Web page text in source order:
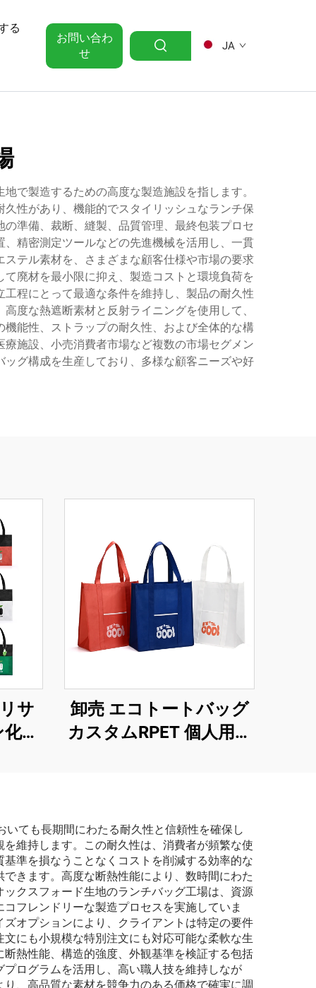
る
お問い合わ
せ
JA
で製造するための高度な製造施設を指します。
性があり、機能的でスタイリッシュなランチ保
準備、裁断、縫製、品質管理、最終包装プロセ
精密測定ツールなどの先進機械を活用し、一貫
テル素材を、さまざまな顧客仕様や市場の要求
廃材を最小限に抑え、製造コストと環境負荷を
程にとって最適な条件を維持し、製品の耐久性
度な熱遮断素材と反射ライニングを使用して、
能性、ストラップの耐久性、および全体的な構
施設、小売消費者市場など複数の市場セグメン
グ構成を生産しており、多様な顧客ニーズや好
サ
粧
卸売 エコトートバッグ
カスタムRPET 個人用食
トートバッグ
ても長期間にわたる耐久性と信頼性を確保し
維持します。この耐久性は、消費者が頻繁な使
準を損なうことなくコストを削減する効率的な
きます。高度な断熱性能により、数時間にわた
クスフォード生地のランチバッグ工場は、資源
フレンドリーな製造プロセスを実施していま
オプションにより、クライアントは特定の要件
にも小規模な特別注文にも対応可能な柔軟な生
熱性能、構造的強度、外観基準を検証する包括
ログラムを活用し、高い職人技を維持しなが
、高品質な素材を競争力のある価格で確実に調